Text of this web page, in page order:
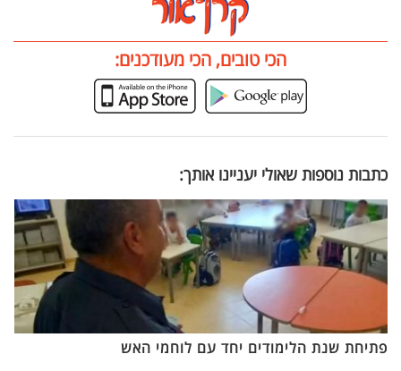
הכי טובים, הכי מעודכנים:
כתבות נוספות שאולי יעניינו אותך:
פתיחת שנת הלימודים יחד עם לוחמי האש